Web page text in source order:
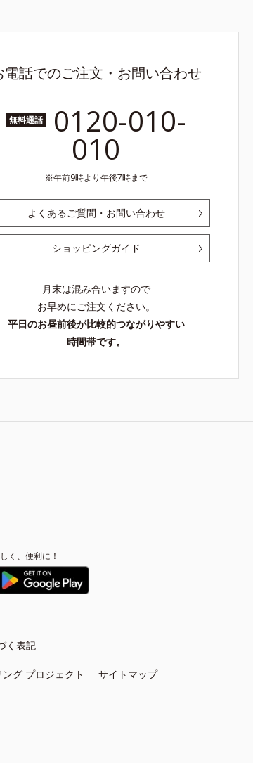
電話でのご注文・お問い合わせ
無料通話 0120-010-
010
午前9時より午後7時まで
よくあるご質問・お問い合わせ
ショッピングガイド
月末は混み合いますので
お早めにご注文ください。
平日のお昼前後が比較的つながりやすい
時間帯です。
く、便利に！
く表記
グ プロジェクト サイトマップ